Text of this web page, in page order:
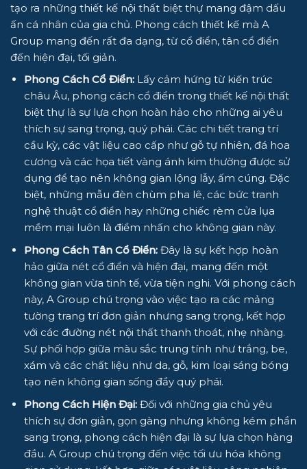
tạo ra những thiết kế nội thất biệt thự mang đậm dấu
ấn cá nhân của gia chủ. Phong cách thiết kế mà A
Group mang đến rất đa dạng, từ cổ điển, tân cổ điển
đến hiện đại, tối giản.
Phong Cách Cổ Điển:Lấy cảm hứng từ kiến trúc
châu Âu, phong cách cổ điển trong thiết kế nội thất
biệt thự là sự lựa chọn hoàn hảo cho những ai yêu
thích sự sang trọng, quý phái. Các chi tiết trang trí
cầu kỳ, các vật liệu cao cấp như gỗ tự nhiên, đá hoa
cương và các họa tiết vàng ánh kim thường được sử
dụng để tạo nên không gian lộng lẫy, ấm cúng. Đặc
biệt, những mẫu đèn chùm pha lê, các bức tranh
nghệ thuật cổ điển hay những chiếc rèm cửa lụa
mềm mại luôn là điểm nhấn cho không gian này.
Phong Cách Tân Cổ Điển:Đây là sự kết hợp hoàn
hảo giữa nét cổ điển và hiện đại, mang đến một
không gian vừa tinh tế, vừa tiện nghi. Với phong cách
này, A Group chú trọng vào việc tạo ra các mảng
tường trang trí đơn giản nhưng sang trọng, kết hợp
với các đường nét nội thất thanh thoát, nhẹ nhàng.
Sự phối hợp giữa màu sắc trung tính như trắng, be,
xám và các chất liệu như da, gỗ, kim loại sáng bóng
tạo nên không gian sống đầy quý phái.
Phong Cách Hiện Đại:Đối với những gia chủ yêu
thích sự đơn giản, gọn gàng nhưng không kém phần
sang trọng, phong cách hiện đại là sự lựa chọn hàng
đầu. A Group chú trọng đến việc tối ưu hóa không